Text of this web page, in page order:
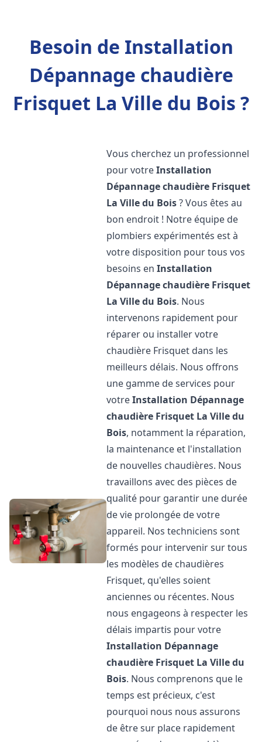
Besoin de Installation
Dépannage chaudière
Frisquet La Ville du Bois ?
Vous cherchez un professionnel
pour votreInstallation
Dépannage chaudière Frisquet
La Ville du Bois? Vous êtes au
bon endroit ! Notre équipe de
plombiers expérimentés est à
votre disposition pour tous vos
besoins enInstallation
Dépannage chaudière Frisquet
La Ville du Bois. Nous
intervenons rapidement pour
réparer ou installer votre
chaudière Frisquet dans les
meilleurs délais. Nous offrons
une gamme de services pour
votreInstallation Dépannage
chaudière Frisquet La Ville du
Bois, notamment la réparation,
la maintenance et l'installation
de nouvelles chaudières. Nous
travaillons avec des pièces de
qualité pour garantir une durée
de vie prolongée de votre
appareil. Nos techniciens sont
formés pour intervenir sur tous
les modèles de chaudières
Frisquet, qu'elles soient
anciennes ou récentes. Nous
nous engageons à respecter les
délais impartis pour votre
Installation Dépannage
chaudière Frisquet La Ville du
Bois. Nous comprenons que le
temps est précieux, c'est
pourquoi nous nous assurons
de être sur place rapidement